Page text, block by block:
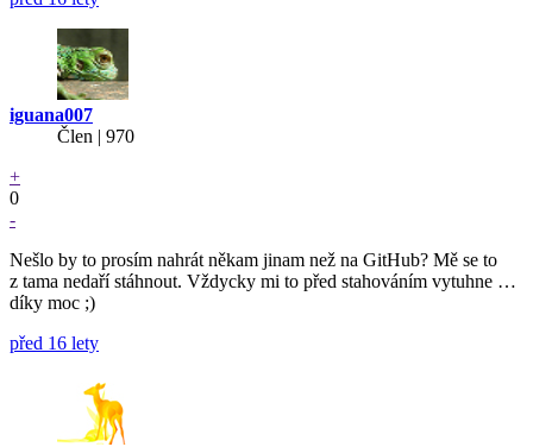
iguana007
Člen | 970
+
0
-
Nešlo by to prosím nahrát někam jinam než na GitHub? Mě se to
z tama nedaří stáhnout. Vždycky mi to před stahováním vytuhne …
díky moc ;)
před 16 lety